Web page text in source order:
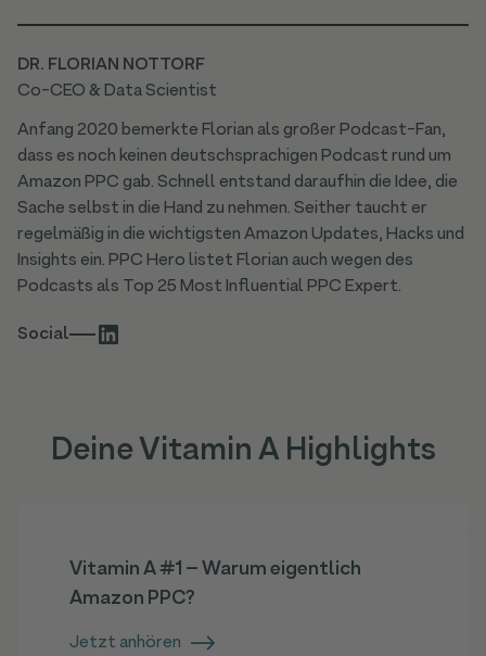
DR. FLORIAN NOTTORF
Co-CEO & Data Scientist
Anfang 2020 bemerkte Florian als großer Podcast-Fan,
dass es noch keinen deutschsprachigen Podcast rund um
Amazon PPC gab. Schnell entstand daraufhin die Idee, die
Sache selbst in die Hand zu nehmen. Seither taucht er
regelmäßig in die wichtigsten Amazon Updates, Hacks und
Insights ein. PPC Hero listet Florian auch wegen des
Podcasts als Top 25 Most Influential PPC Expert.
Social
Deine Vitamin A Highlights
Vitamin A #1 – Warum eigentlich
Amazon PPC?
Jetzt anhören